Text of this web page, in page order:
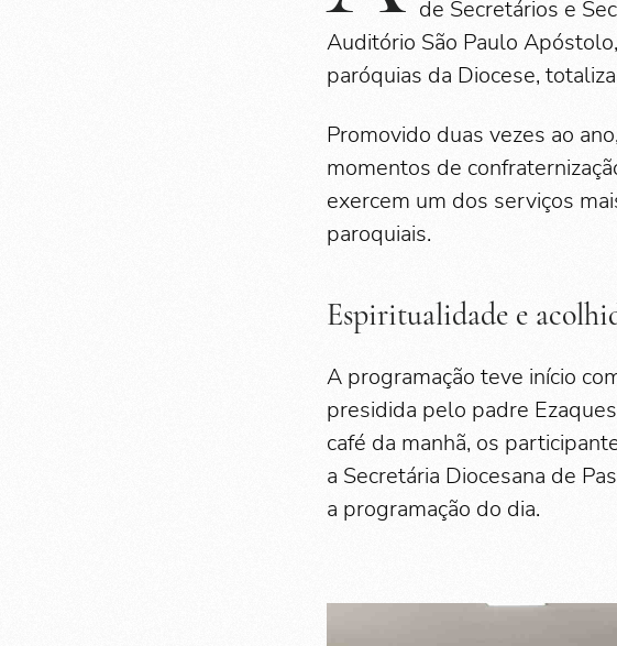
de Secretários e
Auditório São Paulo
paróquias da Diocese,
Promovido duas vezes ao
momentos de
exercem um dos serviços
paroquiais.
Espiritualidade e
A programação teve início
presidida pelo padre
café da manhã, os
a Secretária Diocesana de
a programação do dia.